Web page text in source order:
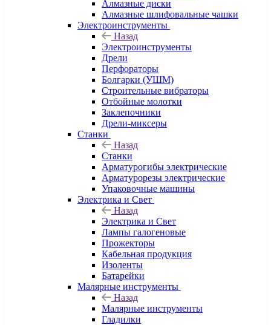
Алмазные диски
Алмазные шлифовальные чашки
Электроинструменты
Назад
Электроинструменты
Дрели
Перфораторы
Болгарки (УШМ)
Строительные вибраторы
Отбойные молотки
Заклепочники
Дрели-миксеры
Станки
Назад
Станки
Арматурогибы электрические
Арматурорезы электрические
Упаковочные машины
Электрика и Свет
Назад
Электрика и Свет
Лампы галогеновые
Прожекторы
Кабельная продукция
Изоленты
Батарейки
Малярные инструменты
Назад
Малярные инструменты
Гладилки